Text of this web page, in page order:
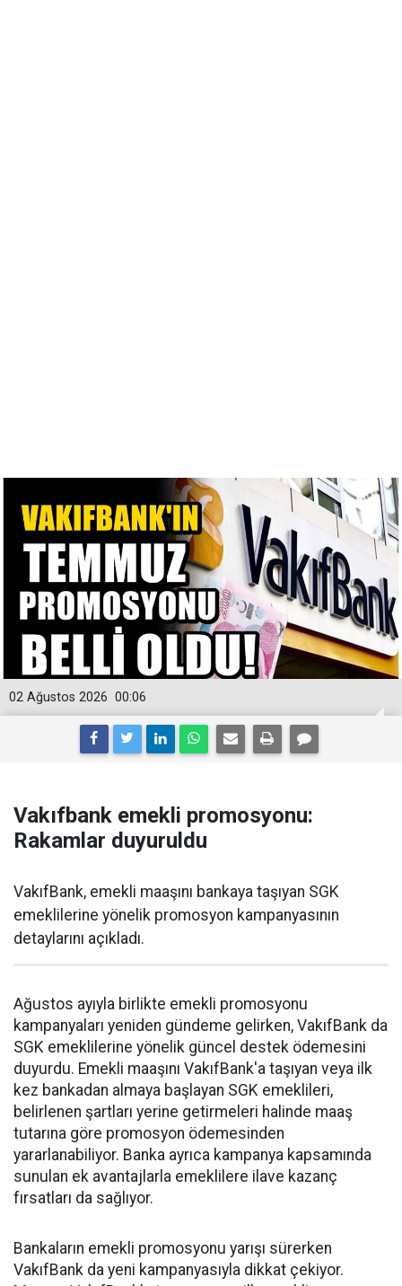
00:06
02 Ağustos 2026
Vakıfbank emekli promosyonu:
Rakamlar duyuruldu
VakıfBank, emekli maaşını bankaya taşıyan SGK
emeklilerine yönelik promosyon kampanyasının
detaylarını açıkladı.
Ağustos ayıyla birlikte emekli promosyonu
kampanyaları yeniden gündeme gelirken, VakıfBank da
SGK emeklilerine yönelik güncel destek ödemesini
duyurdu. Emekli maaşını VakıfBank'a taşıyan veya ilk
kez bankadan almaya başlayan SGK emeklileri,
belirlenen şartları yerine getirmeleri halinde maaş
tutarına göre promosyon ödemesinden
yararlanabiliyor. Banka ayrıca kampanya kapsamında
sunulan ek avantajlarla emeklilere ilave kazanç
fırsatları da sağlıyor.
Bankaların emekli promosyonu yarışı sürerken
VakıfBank da yeni kampanyasıyla dikkat çekiyor.